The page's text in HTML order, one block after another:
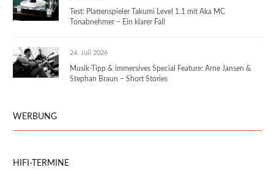
Test: Plattenspieler Takumi Level 1.1 mit Aka MC
Tonabnehmer – Ein klarer Fall
24. Juli 2026
Musik-Tipp & immersives Special Feature: Arne Jansen &
Stephan Braun – Short Stories
WERBUNG
HIFI-TERMINE